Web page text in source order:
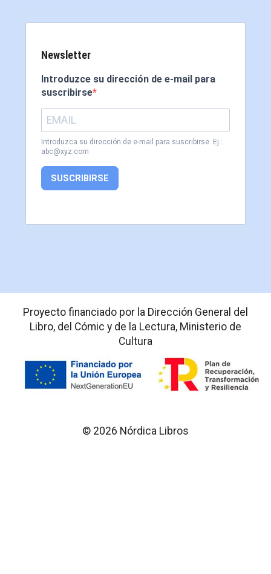
Newsletter
Introduzce su dirección de e-mail para
suscribirse
Introduzca su dirección de e-mail para suscribirse. Ej.:
abc@xyz.com
SUSCRIBIRSE
Proyecto financiado por la Dirección General del
Libro, del Cómic y de la Lectura, Ministerio de
Cultura
© 2026 Nórdica Libros